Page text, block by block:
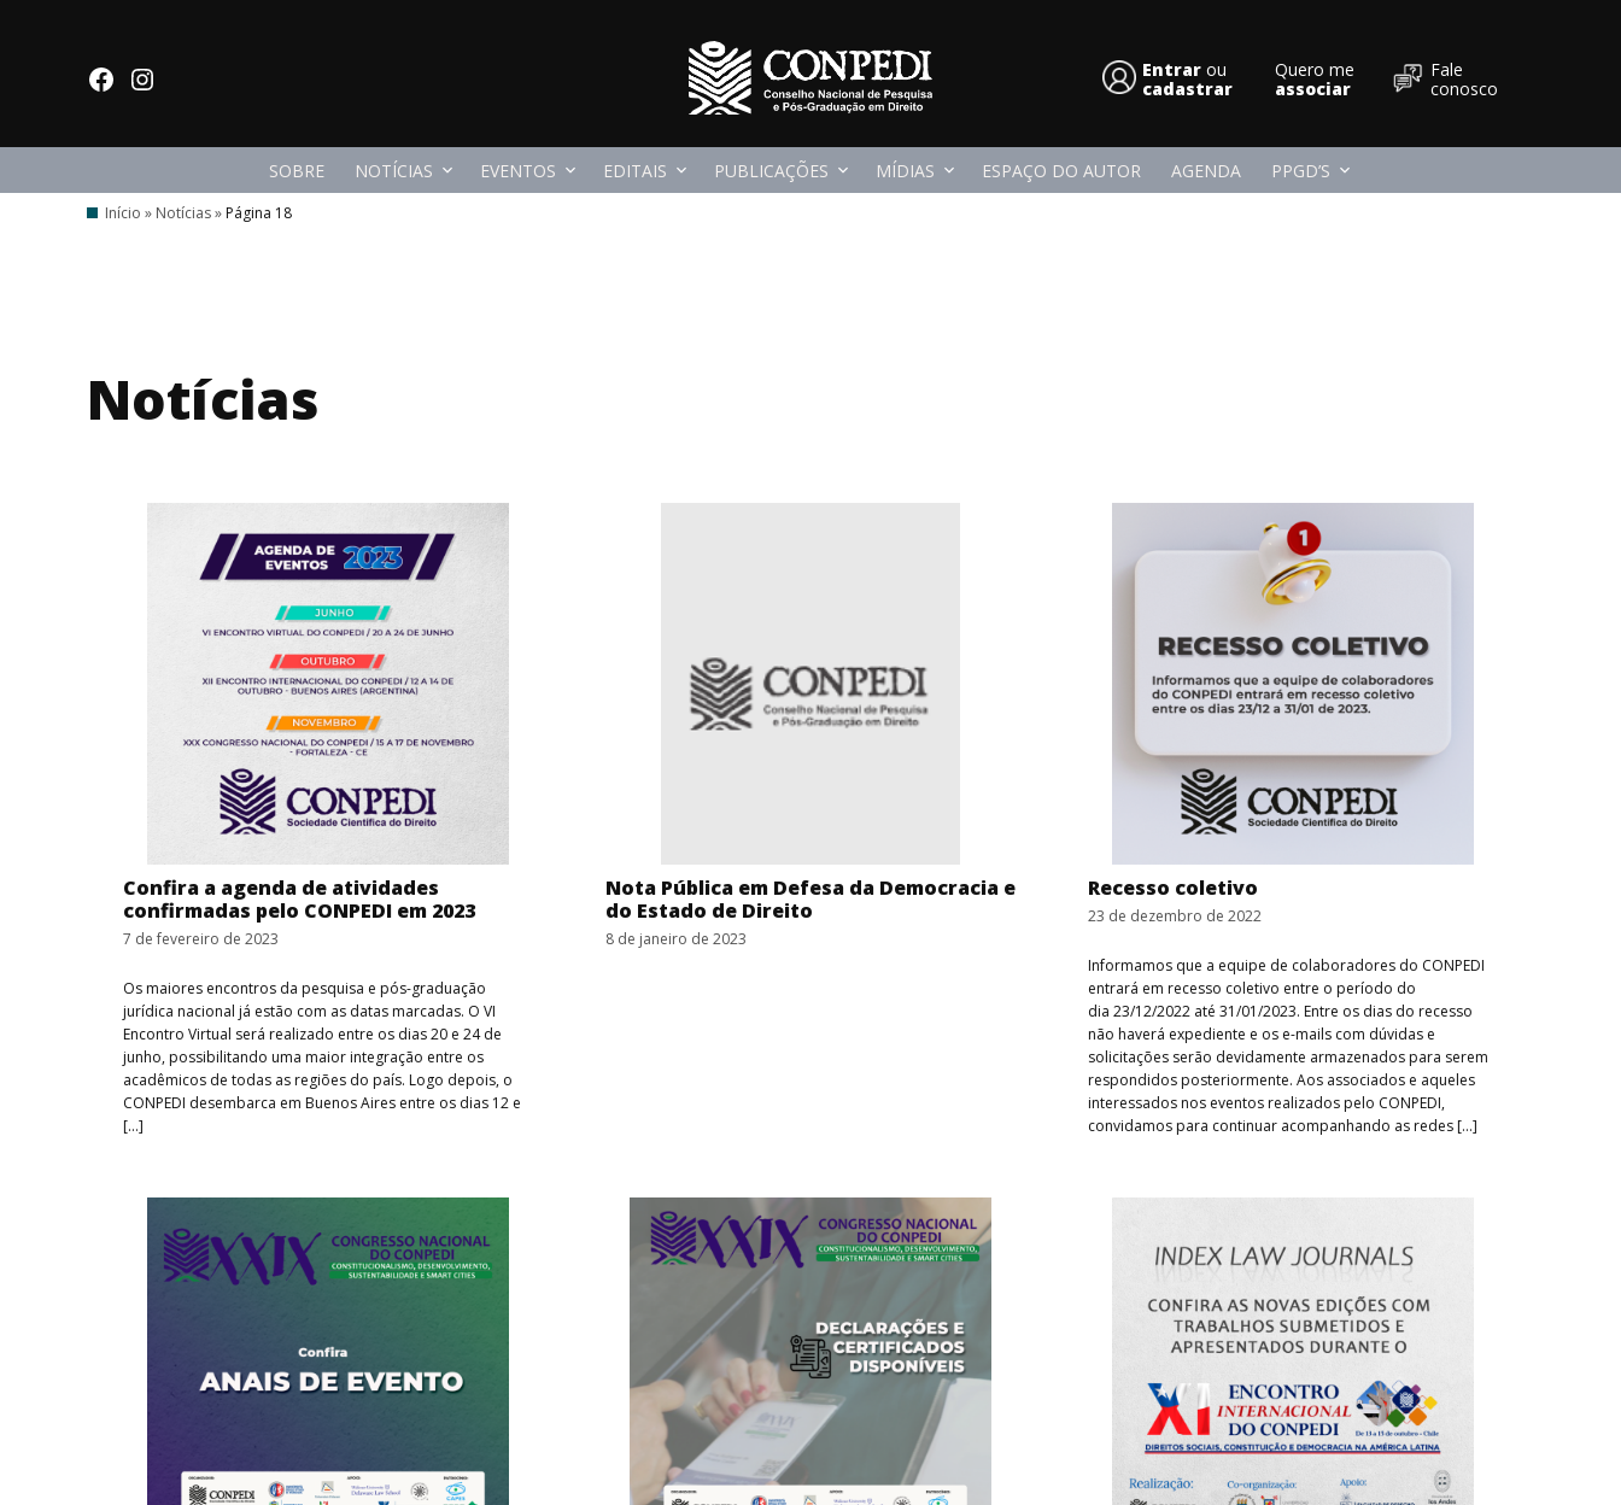
facebookInstagram Conpedi
Entrar ou
cadastrar
Quero me
associar
Fale
conosco
SOBRE NOTÍCIAS EVENTOS EDITAIS PUBLICAÇÕES MÍDIAS ESPAÇO DO AUTOR AGENDA PPGD’S
Início » Notícias» Página 18
Notícias
Confira a agenda de atividades
confirmadas pelo CONPEDI em 2023
7 de fevereiro de 2023
Os maiores encontros da pesquisa e pós-graduação
jurídica nacional já estão com as datas marcadas. O VI
Encontro Virtual será realizado entre os dias 20 e 24 de
junho, possibilitando uma maior integração entre os
acadêmicos de todas as regiões do país. Logo depois, o
CONPEDI desembarca em Buenos Aires entre os dias 12 e
[…]
Nota Pública em Defesa da Democracia e
do Estado de Direito
8 de janeiro de 2023
Recesso coletivo
23 de dezembro de 2022
Informamos que a equipe de colaboradores do CONPEDI
entrará em recesso coletivo entre o período do
dia 23/12/2022 até 31/01/2023. Entre os dias do recesso
não haverá expediente e os e-mails com dúvidas e
solicitações serão devidamente armazenados para serem
respondidos posteriormente. Aos associados e aqueles
interessados nos eventos realizados pelo CONPEDI,
convidamos para continuar acompanhando as redes […]